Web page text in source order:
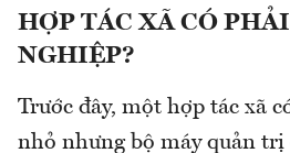
HỢP TÁC XÃ CÓ
NGHIỆP?
Trước đây, một hợp tác xã
nhỏ nhưng bộ máy quản trị